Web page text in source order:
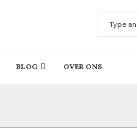
BLOG OVER ONS